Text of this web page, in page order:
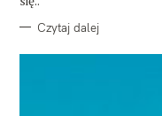
Czytaj dalej